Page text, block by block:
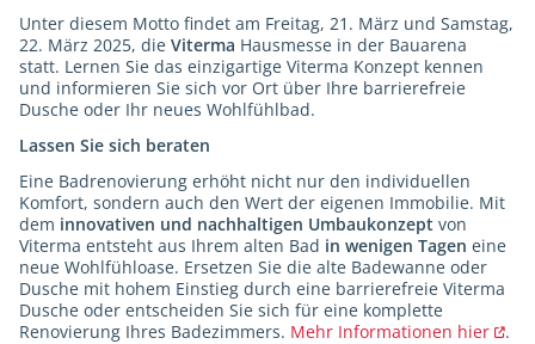
Unter diesem Motto findet am Freitag, 21. März und Samstag,
22. März 2025, die Viterma Hausmesse in der Bauarena
statt. Lernen Sie das einzigartige Viterma Konzept kennen
und informieren Sie sich vor Ort über Ihre barrierefreie
Dusche oder Ihr neues Wohlfühlbad.
Lassen Sie sich beraten
Eine Badrenovierung erhöht nicht nur den individuellen
Komfort, sondern auch den Wert der eigenen Immobilie. Mit
dem innovativen und nachhaltigen Umbaukonzept von
Viterma entsteht aus Ihrem alten Bad in wenigen Tagen eine
neue Wohlfühloase. Ersetzen Sie die alte Badewanne oder
Dusche mit hohem Einstieg durch eine barrierefreie Viterma
Dusche oder entscheiden Sie sich für eine komplette
Renovierung Ihres Badezimmers. Mehr Informationen hier .